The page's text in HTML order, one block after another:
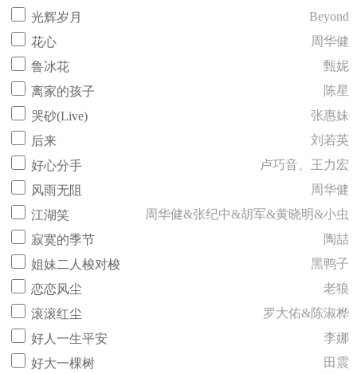
光辉岁月
Beyond
花心
周华健
鲁冰花
甄妮
离家的孩子
陈星
哭砂(Live)
张惠妹
后来
刘若英
好心分手
卢巧音、王力宏
风雨无阻
周华健
江湖笑
周华健&张纪中&胡军&黄晓明&小虫
寂寞的季节
陶喆
姐妹二人梭对梭
黑鸭子
恋恋风尘
老狼
滚滚红尘
罗大佑&陈淑桦
好人一生平安
李娜
好大一棵树
田震